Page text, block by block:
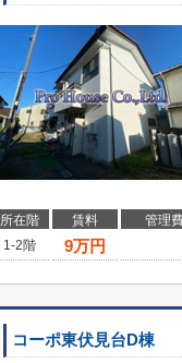
所在階 賃料
管理
1-2階
9万円
コーポ東伏見台D棟